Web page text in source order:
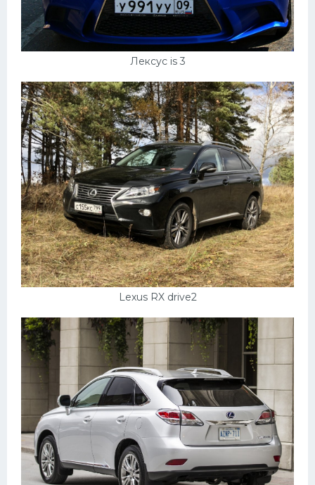
Лексус is 3
Lexus RX drive2
Лодки
Шкода
Мазда
Самокаты
Велосипеды
Рено
Прогулочные суда
Хендай
Лимузины
Камаз
Хонда
Грузовики
Шевроле
УАЗ
Кадиллак
Автокемпер
Феррари